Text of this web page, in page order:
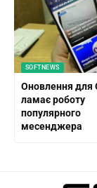
SOFTNEWS
Оновлення для
ламає роботу
популярного
месенджера